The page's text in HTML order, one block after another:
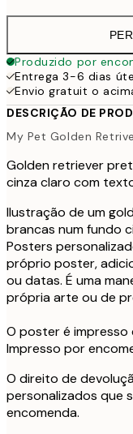
Produzido por
Entrega 3-6 dias
Envio gratuit o
DESCRIÇÃO DE
My Pet Golden
Golden retriever
cinza claro com
Ilustração de um
brancas num fundo
Posters
próprio poster,
ou datas. É uma
própria arte ou de
O poster é impresso
Impresso por
O direito de
personalizados que
encomenda.